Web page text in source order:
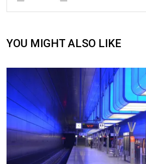
YOU MIGHT ALSO LIKE